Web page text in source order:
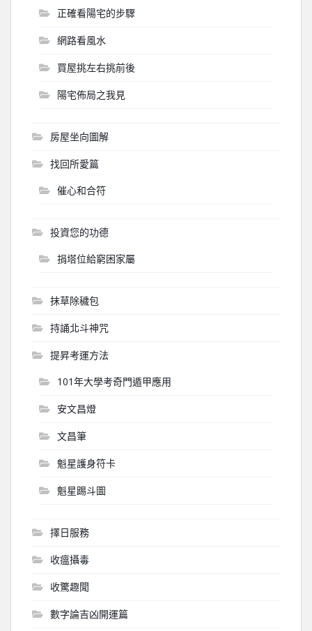
正確看陽宅的步驟
網路看風水
買屋挑左右挑前後
陽宅佈局之我見
房屋坐向圖解
找回所愛篇
催心和合符
投資您的功德
捐塔位給窮困家屬
抹草除穢包
持誦北斗神咒
提昇考運方法
101年大學考奇門遁甲應用
安文昌燈
文昌筆
魁星護身符卡
魁星踢斗圖
擇日服務
收瘟攝毒
收驚趣聞
數字論吉凶開運篇